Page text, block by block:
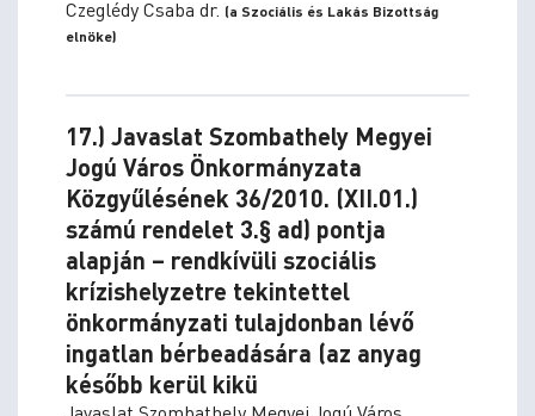
Czeglédy Csaba dr. (a Szociális és Lakás Bizottság
elnöke)
17.) Javaslat Szombathely Megyei
Jogú Város Önkormányzata
Közgyűlésének 36/2010. (XII.01.)
számú rendelet 3.§ ad) pontja
alapján – rendkívüli szociális
krízishelyzetre tekintettel
önkormányzati tulajdonban lévő
ingatlan bérbeadására (az anyag
később kerül kikü